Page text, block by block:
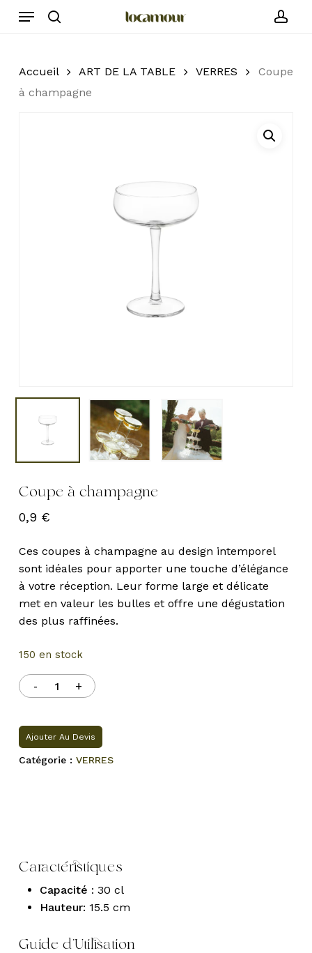
Menu
Accueil ART DE LA TABLE VERRES
Coupe
à champagne
Coupe à champagne
0,9 €
Ces coupes à champagne au design intemporel
sont idéales pour apporter une touche d’élégance
à votre réception. Leur forme large et délicate
met en valeur les bulles et offre une dégustation
des plus raffinées.
150 en stock
Ajouter Au Devis
Catégorie : VERRES
Caractéristiques
Capacité : 30 cl
Hauteur: 15.5 cm
Guide d’Utilisation